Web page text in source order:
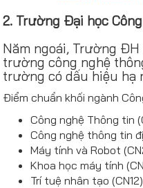
2. Trường Đại học
Năm ngoái, Trường
trường công nghệ
trường có dấu hiệu hạ
Điểm chuẩn khối ngành
Công nghệ Thông tin
Công nghệ thông tin
Máy tính và Robot
Khoa học máy tính
Trí tuệ nhân tạo